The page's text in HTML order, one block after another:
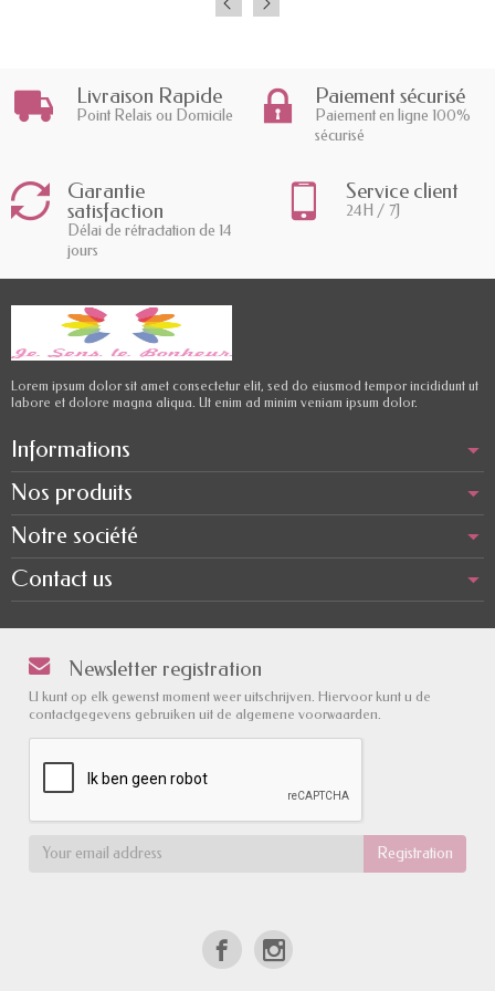
Livraison Rapide
Point Relais ou Domicile
Paiement sécurisé
Paiement en ligne 100%
sécurisé
Garantie
satisfaction
Délai de rétractation de 14
jours
Service client
24H / 7J
Lorem ipsum dolor sit amet consectetur elit, sed do eiusmod tempor incididunt ut
labore et dolore magna aliqua. Ut enim ad minim veniam ipsum dolor.
Informations
Nos produits
Notre société
Contact us
Newsletter registration
U kunt op elk gewenst moment weer uitschrijven. Hiervoor kunt u de
contactgegevens gebruiken uit de algemene voorwaarden.